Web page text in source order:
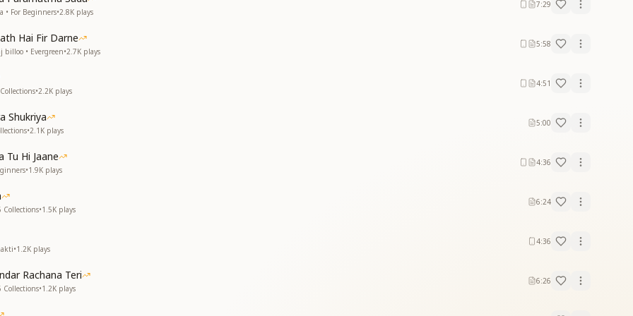
का त्यौहार
प्रेम का हो संचार
त्यौहार
प्रेम का हो संचार
त्यौहार
• For Beginners•2.8K plays
7:29
Hai Fir Darne
billoo • Evergreen•2.7K plays
5:58
•2.2K plays
4:51
Shukriya
•2.1K plays
5:00
Tu Hi Jaane
•1.9K plays
4:36
Collections•1.5K plays
6:24
•1.2K plays
4:36
Rachana Teri
Collections•1.2K plays
6:26